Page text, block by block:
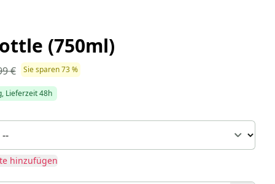
(750ml)
€ Sie sparen 73 %
Lieferzeit 48h
hinzufügen